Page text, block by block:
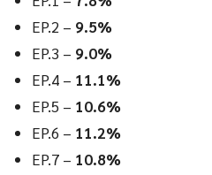
EP.2 – 9.5%
EP.3 – 9.0%
EP.4 – 11.1%
EP.5 – 10.6%
EP.6 – 11.2%
EP.7 – 10.8%